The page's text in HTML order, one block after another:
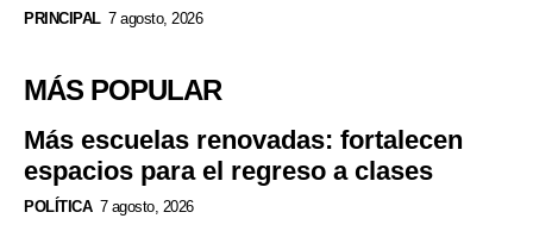
PRINCIPAL 7 agosto, 2026
MÁS POPULAR
Más escuelas renovadas: fortalecen
espacios para el regreso a clases
POLÍTICA 7 agosto, 2026